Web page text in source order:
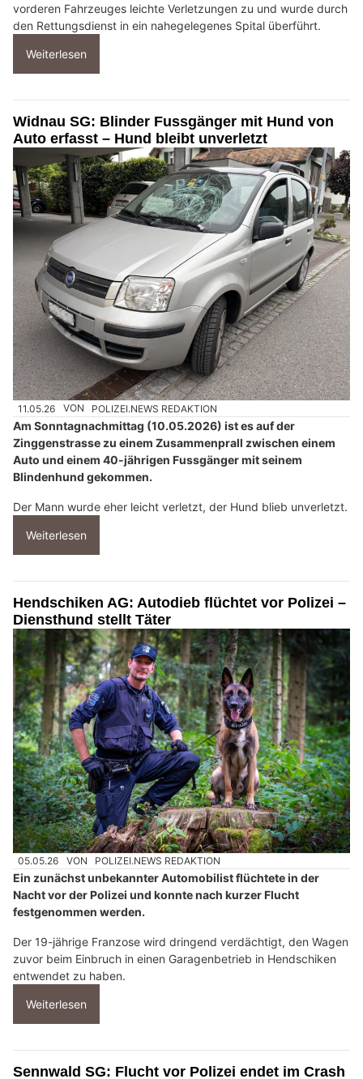
vorderen Fahrzeuges leichte Verletzungen zu und wurde durch
den Rettungsdienst in ein nahegelegenes Spital überführt.
Weiterlesen
Widnau SG: Blinder Fussgänger mit Hund von
Auto erfasst – Hund bleibt unverletzt
11.05.26 VON POLIZEI.NEWS REDAKTION
Am Sonntagnachmittag (10.05.2026) ist es auf der
Zinggenstrasse zu einem Zusammenprall zwischen einem
Auto und einem 40-jährigen Fussgänger mit seinem
Blindenhund gekommen.
Der Mann wurde eher leicht verletzt, der Hund blieb unverletzt.
Weiterlesen
Hendschiken AG: Autodieb flüchtet vor Polizei –
Diensthund stellt Täter
05.05.26 VON POLIZEI.NEWS REDAKTION
Ein zunächst unbekannter Automobilist flüchtete in der
Nacht vor der Polizei und konnte nach kurzer Flucht
festgenommen werden.
Der 19-jährige Franzose wird dringend verdächtigt, den Wagen
zuvor beim Einbruch in einen Garagenbetrieb in Hendschiken
entwendet zu haben.
Weiterlesen
Sennwald SG: Flucht vor Polizei endet im Crash